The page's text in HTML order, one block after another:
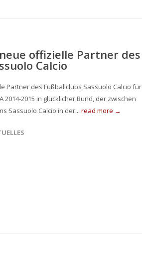
offizielle Partner des
Calcio
Partner des Fußballclubs Sassuolo Calcio für
2015 in glücklicher Bund, der zwischen
Sassuolo Calcio in der... read more →